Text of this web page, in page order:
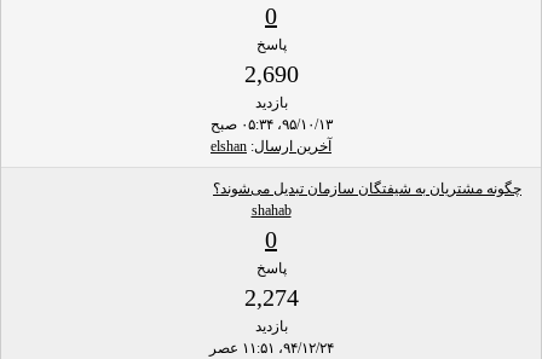
0
پاسخ
2,690
بازدید
۹۵/۱۰/۱۳، ۰۵:۳۴ صبح
آخرین ارسال:
elshan
چگونه مشتریان به شیفتگان سازمان تبدیل می‌شوند؟
shahab
0
پاسخ
2,274
بازدید
۹۴/۱۲/۲۴، ۱۱:۵۱ عصر